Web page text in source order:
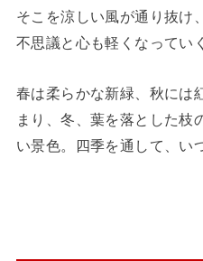
そこを涼しい風が通り抜け
不思議と心も軽くなってい
春は柔らかな新緑、秋には
まり、冬、葉を落とした枝
い景色。四季を通して、い